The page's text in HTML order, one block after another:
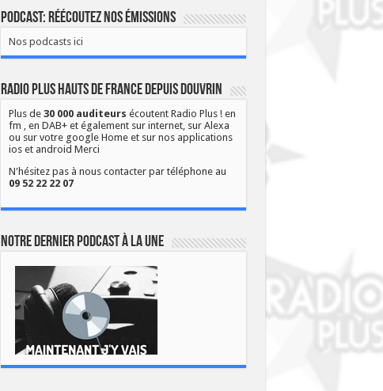
Podcast: Réécoutez nos émissions
Nos podcasts ici
Radio Plus Hauts de France depuis Douvrin
Plus de 30 000 auditeurs écoutent Radio Plus ! en
fm , en DAB+ et également sur internet, sur Alexa
ou sur votre google Home et sur nos applications
ios et android Merci
N'hésitez pas à nous contacter par téléphone au
09 52 22 22 07
Notre dernier podcast à la une